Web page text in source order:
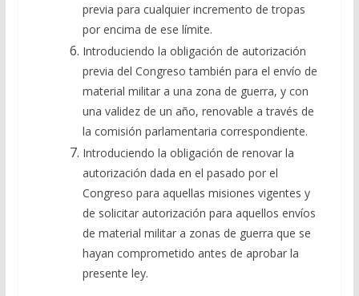
previa para cualquier incremento de tropas
por encima de ese límite.
Introduciendo la obligación de autorización
previa del Congreso también para el envío de
material militar a una zona de guerra, y con
una validez de un año, renovable a través de
la comisión parlamentaria correspondiente.
Introduciendo la obligación de renovar la
autorización dada en el pasado por el
Congreso para aquellas misiones vigentes y
de solicitar autorización para aquellos envíos
de material militar a zonas de guerra que se
hayan comprometido antes de aprobar la
presente ley.